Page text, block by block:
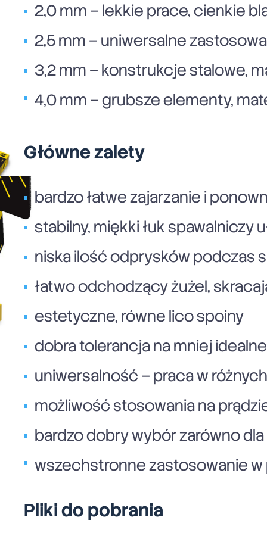
2,0 mm – lekkie prace, cienkie
2,5 mm – uniwersalne
3,2 mm – konstrukcje stalowe,
4,0 mm – grubsze elementy,
Główne zalety
bardzo łatwe zajarzanie i
stabilny, miękki łuk spawalniczy
niska ilość odprysków podczas
łatwo odchodzący żużel,
estetyczne, równe lico spoiny
dobra tolerancja na mniej
uniwersalność – praca w
możliwość stosowania na
bardzo dobry wybór zarówno
wszechstronne zastosowanie
Pliki do pobrania